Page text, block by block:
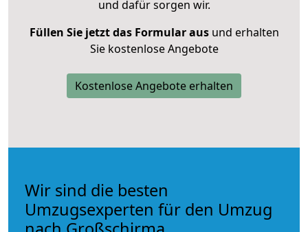
und dafür sorgen wir.
Füllen Sie jetzt das Formular ausund erhalten
Sie kostenlose Angebote
Kostenlose Angebote erhalten
Wir sind die besten
Umzugsexperten für den Umzug